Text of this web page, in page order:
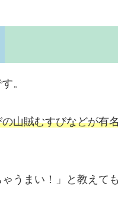
。
山賊むすびなどが有
うまい！」と教えて